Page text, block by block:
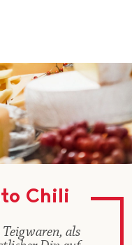
Chili
Teigwaren, als